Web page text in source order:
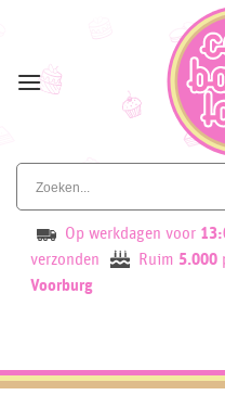
content
Op werkdagen voor
verzonden
Ruim 5.000
Voorburg